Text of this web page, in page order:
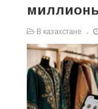
В казахстане